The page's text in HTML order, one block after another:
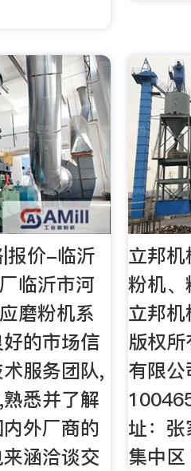
报价-临沂
临沂市河
磨粉机系
的市场信
服务团队,
悉并了解
外厂商的
涵洽谈交
立邦
粉机
立邦
版权
有限
址：
集中